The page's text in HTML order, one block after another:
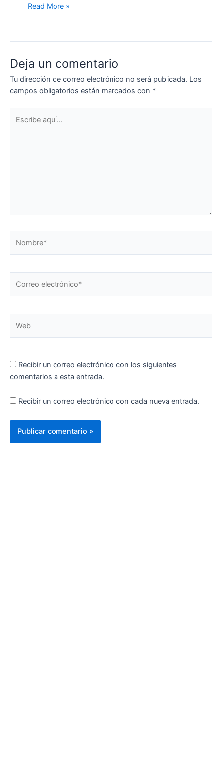
Read More »
Deja un comentario
Tu dirección de correo electrónico no será publicada. Los
campos obligatorios están marcados con *
aquí...
electrónico*
Recibir un correo electrónico con los siguientes
comentarios a esta entrada.
Recibir un correo electrónico con cada nueva entrada.